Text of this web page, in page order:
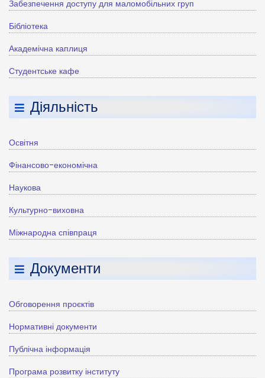
Забезпечення доступу для маломобільних груп
Бібліотека
Академічна каплиця
Студентське кафе
Діяльність
Освітня
Фінансово-економічна
Наукова
Культурно-виховна
Міжнародна співпраця
Документи
Обговорення проєктів
Нормативні документи
Публічна інформація
Програма розвитку інституту